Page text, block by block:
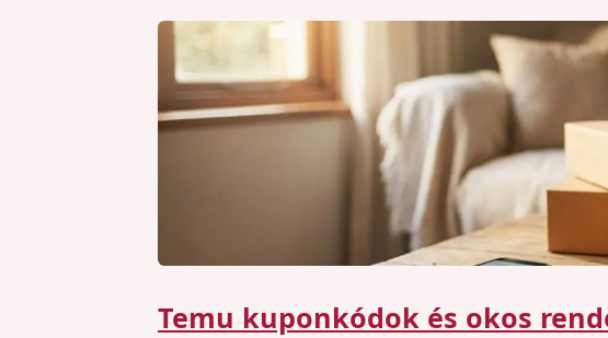
Temu kuponkódok és okos